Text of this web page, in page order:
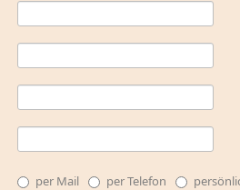
per Mail per Telefon